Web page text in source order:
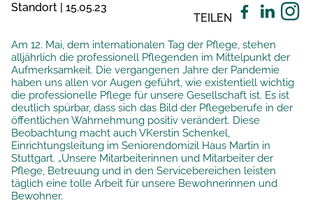
Standort | 15.05.23
TEILEN
Am 12. Mai, dem internationalen Tag der Pflege, stehen
alljährlich die professionell Pflegenden im Mittelpunkt der
Aufmerksamkeit. Die vergangenen Jahre der Pandemie
haben uns allen vor Augen geführt, wie existentiell wichtig
die professionelle Pflege für unsere Gesellschaft ist. Es ist
deutlich spürbar, dass sich das Bild der Pflegeberufe in der
öffentlichen Wahrnehmung positiv verändert. Diese
Beobachtung macht auch VKerstin Schenkel,
Einrichtungsleitung im Seniorendomizil Haus Martin in
Stuttgart. „Unsere Mitarbeiterinnen und Mitarbeiter der
Pflege, Betreuung und in den Servicebereichen leisten
täglich eine tolle Arbeit für unsere Bewohnerinnen und
Bewohner.